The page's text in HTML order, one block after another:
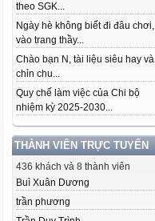
theo SGK...
Ngày hè không biết đi đâu chơi,
vào trang thầy...
Chào bạn N, tài liệu siêu hay và
chỉn chu...
Quy chế làm việc của Chi bộ
nhiệm kỳ 2025-2030...
THÀNH VIÊN TRỰC TUYẾN
436 khách và 8 thành viên
Buì Xuân Dương
trần phương